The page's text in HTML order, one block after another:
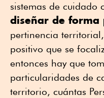
sistemas de cuidado
diseñar de forma
pertinencia
positivo que se
entonces hay que
particularidades de
territorio, cuántas